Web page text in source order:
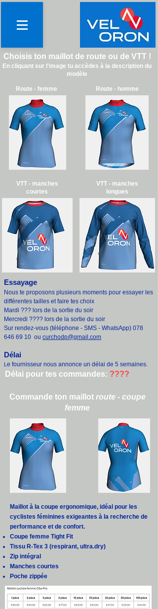
Choisis ton maillot de route ou de VTT !
En cliquant sur l'image tu accèdes à la description du
modèle
Route - femme
VTT - manches
courtes
Route - homme
VTT - manches
longues
Essayage
Nous te proposons plusieurs moments pour essayer les
différentes tailles et faire tes choix
Mardi ??? lors de la sortie du soir
Mercredi ???? lors de la sortie du soir
Sur rendez-vous (téléphone - SMS - WhatsApp) 078
646 69 10 ou curchodp@gmail.com
Délai
L e fournisseur nous annonce un délai de 5 semaines.
Délai pour tes commandes: ????
Commande ton maillot route - coupe
femme
Maillot à la coupe ergonomique, idéal pour les
cyclistes féminines exigeantes à la recherche de
performance et de confort.
Coupe femme Tight Fit
Tissu R-Tex 3 (respirant, ultra.dry)
Zip intégral
Manches courtes
Poche zippée